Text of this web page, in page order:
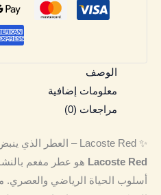
الوصف
معلومات إضافية
مراجعات (0)
✨ Lacoste Red – العطر الذي ينبض بالحيوية والطاقة
Lacoste Red هو عطر مفعم
أسلوب الحياة الرياضي